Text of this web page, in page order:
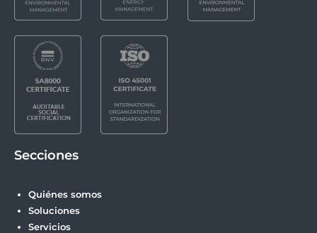
Secciones
Quiénes somos
Soluciones
Servicios